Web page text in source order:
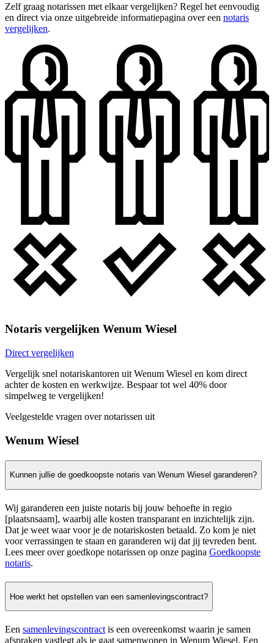
Zelf graag notarissen met elkaar vergelijken? Regel het eenvoudig
en direct via onze uitgebreide informatiepagina over een notaris
vergelijken.
Notaris vergelijken Wenum Wiesel
Direct vergelijken
Vergelijk snel notariskantoren uit Wenum Wiesel en kom direct
achter de kosten en werkwijze. Bespaar tot wel 40% door
simpelweg te vergelijken!
Veelgestelde vragen over notarissen uit
Wenum Wiesel
Kunnen jullie de goedkoopste notaris van Wenum Wiesel garanderen?
Wij garanderen een juiste notaris bij jouw behoefte in regio
[plaatsnsaam], waarbij alle kosten transparant en inzichtelijk zijn.
Dat je weet waar voor je de notariskosten betaald. Zo kom je niet
voor verrassingen te staan en garanderen wij dat jij tevreden bent.
Lees meer over goedkope notarissen op onze pagina Goedkoopste
notaris.
Hoe werkt het opstellen van een samenlevingscontract?
Een samenlevingscontract is een overeenkomst waarin je samen
afspraken vastlegt als je gaat samenwonen in Wenum Wiesel. Een